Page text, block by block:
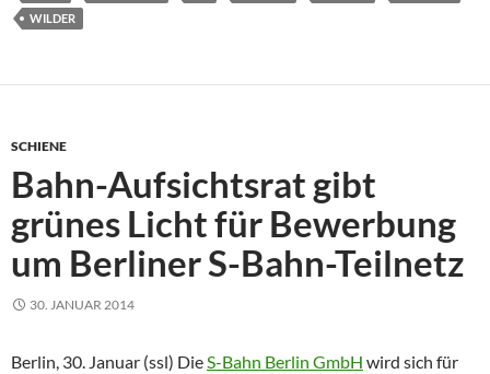
WILDER
SCHIENE
Bahn-Aufsichtsrat gibt
grünes Licht für Bewerbung
um Berliner S-Bahn-Teilnetz
30. JANUAR 2014
Berlin, 30. Januar (ssl) DieS-Bahn Berlin GmbH wird sich für